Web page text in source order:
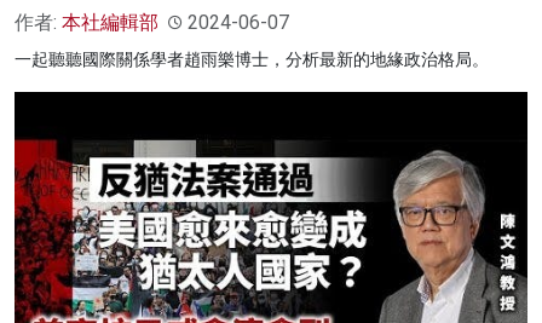
作者: 本社編輯部 2024-06-07
一起聽聽國際關係學者趙雨樂博士，分析最新的地緣政治格局。